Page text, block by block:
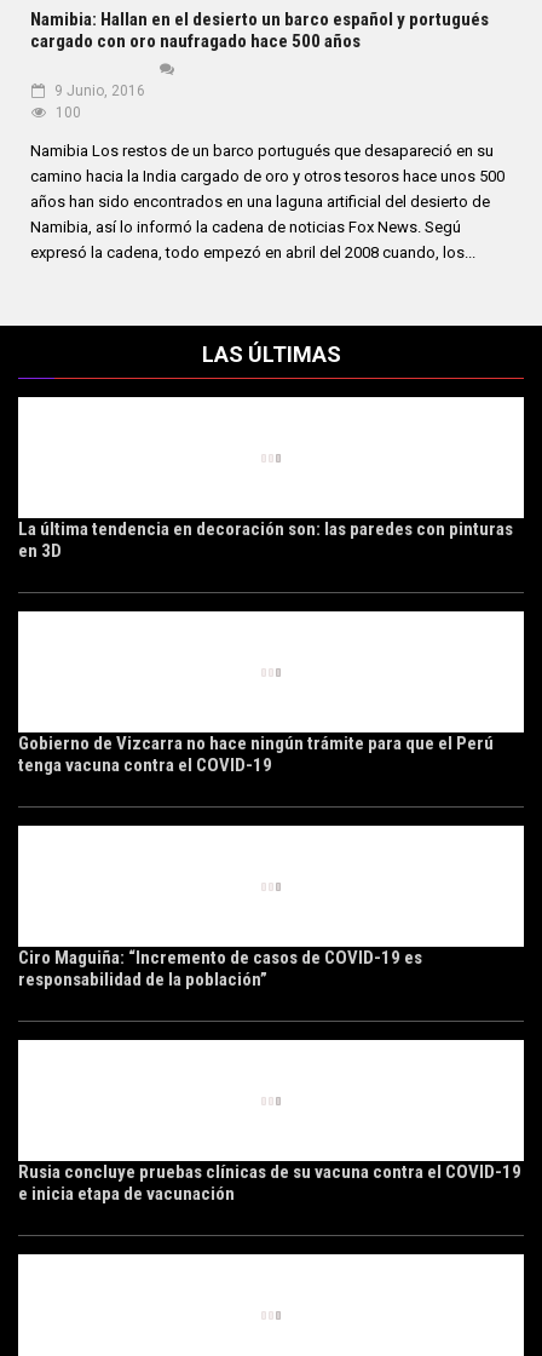
Namibia: Hallan en el desierto un barco español y portugués
cargado con oro naufragado hace 500 años
9 Junio, 2016
100
Namibia Los restos de un barco portugués que desapareció en su
camino hacia la India cargado de oro y otros tesoros hace unos 500
años han sido encontrados en una laguna artificial del desierto de
Namibia, así lo informó la cadena de noticias Fox News. Segú
expresó la cadena, todo empezó en abril del 2008 cuando, los...
LAS ÚLTIMAS
La última tendencia en decoración son: las paredes con pinturas
en 3D
Gobierno de Vizcarra no hace ningún trámite para que el Perú
tenga vacuna contra el COVID-19
Ciro Maguiña: “Incremento de casos de COVID-19 es
responsabilidad de la población”
Rusia concluye pruebas clínicas de su vacuna contra el COVID-19
e inicia etapa de vacunación